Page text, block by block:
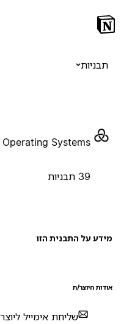
תבניות
Operating Systems
על התבנית הזו
היוצר/ת
שליחת אימייל ליוצר/ת